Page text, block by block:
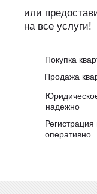
или
на все услуги!
Покупка
надежно
Продажа
оперативно